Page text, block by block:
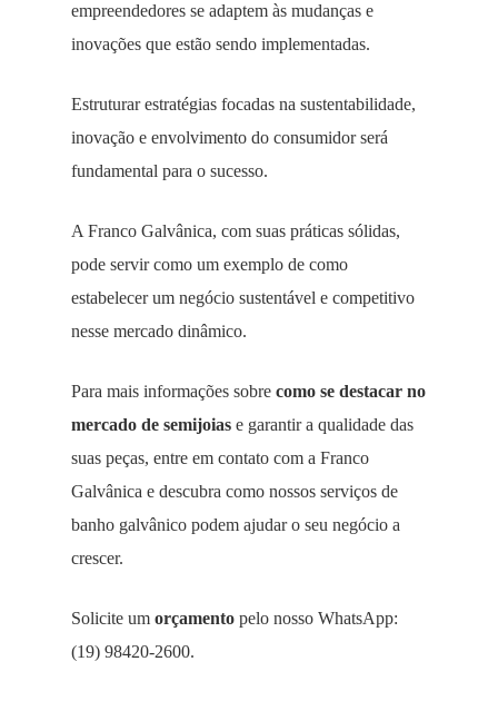
empreendedores se adaptem às mudanças e
inovações que estão sendo implementadas.
Estruturar estratégias focadas na sustentabilidade,
inovação e envolvimento do consumidor será
fundamental para o sucesso.
A Franco Galvânica, com suas práticas sólidas,
pode servir como um exemplo de como
estabelecer um negócio sustentável e competitivo
nesse mercado dinâmico.
Para mais informações sobre como se destacar no
mercado de semijoias e garantir a qualidade das
suas peças, entre em contato com a Franco
Galvânica e descubra como nossos serviços de
banho galvânico podem ajudar o seu negócio a
crescer.
Solicite um orçamento pelo nosso WhatsApp:
(19) 98420-2600.